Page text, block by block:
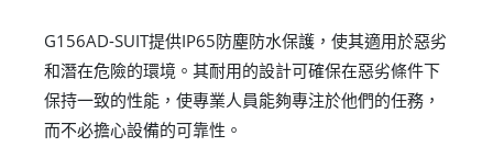
G156AD-SUIT提供IP65防塵防水保護，使其適用於惡劣
和潛在危險的環境。其耐用的設計可確保在惡劣條件下
保持一致的性能，使專業人員能夠專注於他們的任務，
而不必擔心設備的可靠性。